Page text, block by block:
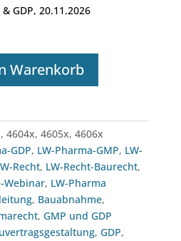
GDP, 20.11.2026
Warenkorb
4604x, 4605x, 4606x
GDP, LW-Pharma-GMP, LW-
Recht, LW-Recht-Baurecht,
Webinar, LW-Pharma
, Bauabnahme,
, GMP und GDP
, GDP,